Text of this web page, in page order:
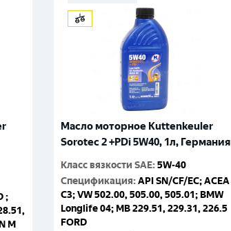
;
M
Масло моторное Kuttenkeuler
Sorotec 2 +PDi 5W40, 1л, Германия
Класс вязкости SAE:5W-40
Спецификация:API SN/CF/EC; ACEA
C3; VW 502.00, 505.00, 505.01; BMW
Longlife 04; MB 229.51, 229.31, 226.5
FORD